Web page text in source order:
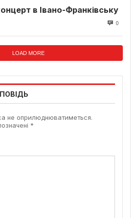
в Івано-Франківську
0
LOAD MORE
не оприлюднюватиметься.
*